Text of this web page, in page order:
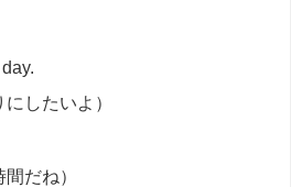
したいよ）
だね）